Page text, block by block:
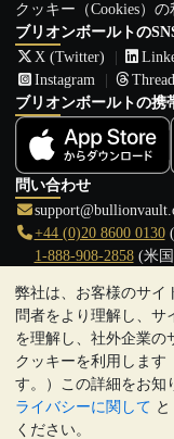
弊社は、お客様のサイ
問者をより理解し、サ
を理解し、社外企業の
クッキーを利用します
す。）この詳細をお知
ライバシーに関して と
ください。
クッキー（Cookies）
ブリオンボールトの
X (Twitter)
Instagram
ブリオンボールトの携
問い合わせ
+44 (0)20 8600 0130(
1-888-908-2858(米国
クリックして
営業時間:
9:00～20:30 (英国),
17:00～2:30（日本
Galmarley Ltd T/A
3 Shortlands (7th Floor)